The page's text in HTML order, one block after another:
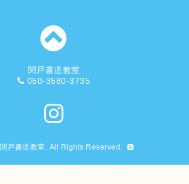
関戸書道教室
050-3580-3735
関戸書道教室. All Rights Reserved.